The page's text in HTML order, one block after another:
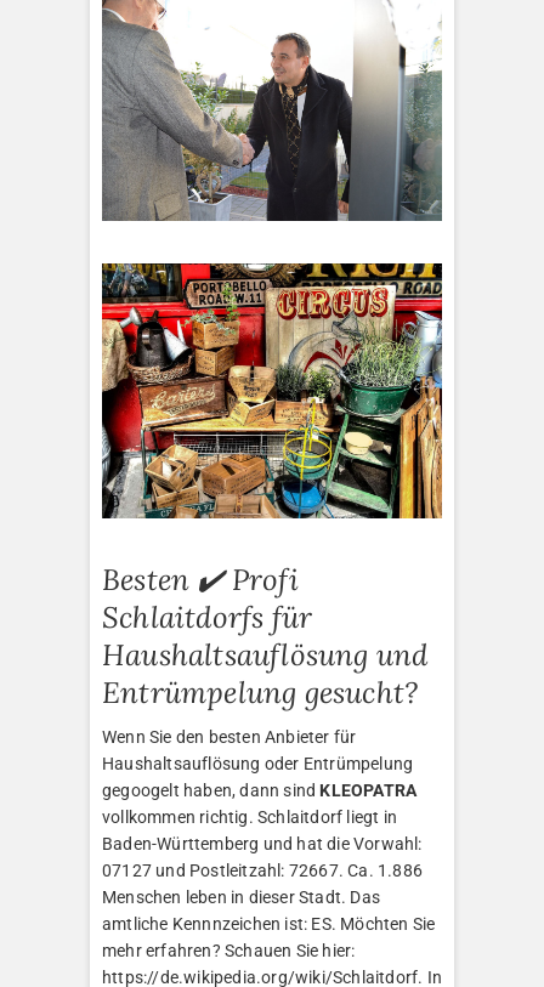
Besten ✔️ Profi
Schlaitdorfs für
Haushaltsauflösung und
Entrümpelung gesucht?
Wenn Sie den besten Anbieter für
Haushaltsauflösung oder Entrümpelung
gegoogelt haben, dann sind KLEOPATRA
vollkommen richtig. Schlaitdorf liegt in
Baden-Württemberg und hat die Vorwahl:
07127 und Postleitzahl: 72667. Ca. 1.886
Menschen leben in dieser Stadt. Das
amtliche Kennnzeichen ist: ES. Möchten Sie
mehr erfahren? Schauen Sie hier:
https://de.wikipedia.org/wiki/Schlaitdorf. In